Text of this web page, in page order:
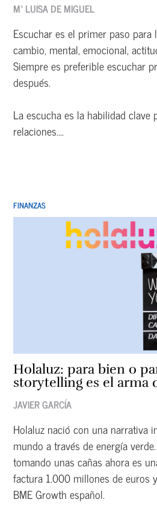
Mª LUISA DE MIGUEL
Escuchar es el primer paso
cambio, mental, emocional,
Siempre es preferible escuchar
después.
La escucha es la habilidad clave
relaciones....
FINANZAS
Holaluz: para bien o
storytelling es el arma
JAVIER GARCÍA
Holaluz nació con una narrativa
mundo a través de energía
tomando unas cañas ahora es
factura 1.000 millones de euros
BME Growth español.